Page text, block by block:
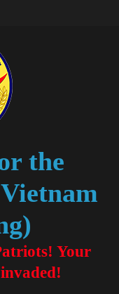
the
Your